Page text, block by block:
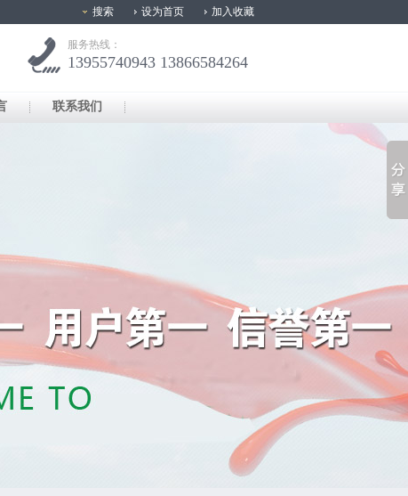
搜索 设为首页 加入收藏
服务热线：
13955740943 13866584264
联系我们